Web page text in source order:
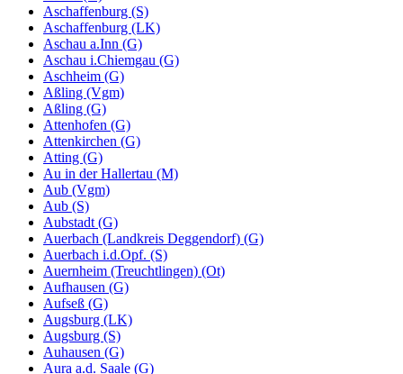
Aschaffenburg (S)
Aschaffenburg (LK)
Aschau a.Inn (G)
Aschau i.Chiemgau (G)
Aschheim (G)
Aßling (Vgm)
Aßling (G)
Attenhofen (G)
Attenkirchen (G)
Atting (G)
Au in der Hallertau (M)
Aub (Vgm)
Aub (S)
Aubstadt (G)
Auerbach (Landkreis Deggendorf) (G)
Auerbach i.d.Opf. (S)
Auernheim (Treuchtlingen) (Ot)
Aufhausen (G)
Aufseß (G)
Augsburg (LK)
Augsburg (S)
Auhausen (G)
Aura a.d. Saale (G)